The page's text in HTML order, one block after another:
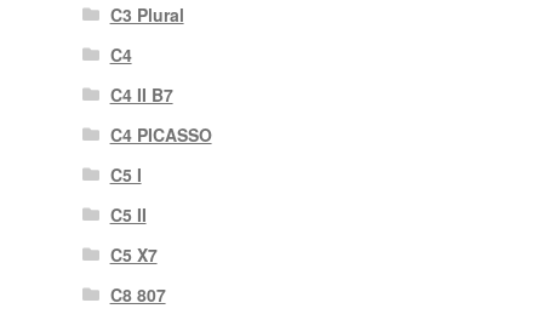
C3 Plural
C4
C4 II B7
C4 PICASSO
C5 I
C5 II
C5 X7
C8 807